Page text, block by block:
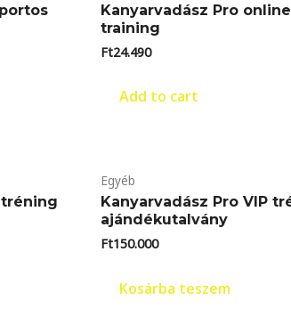
Kanyarvadász Pro online
training
Ft24.490
Add to cart
tréning
Egyéb
Kanyarvadász Pro VIP
ajándékutalvány
Ft150.000
Kosárba teszem